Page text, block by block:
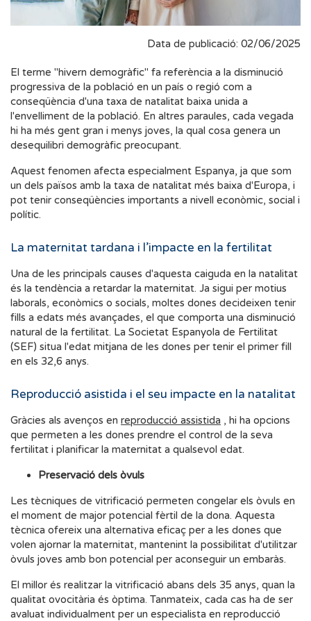
Data de publicació: 02/06/2025
El terme "hivern demogràfic" fa referència a la disminució
progressiva de la població en un país o regió com a
conseqüència d'una taxa de natalitat baixa unida a
l'envelliment de la població. En altres paraules, cada vegada
hi ha més gent gran i menys joves, la qual cosa genera un
desequilibri demogràfic preocupant.
Aquest fenomen afecta especialment Espanya, ja que som
un dels països amb la taxa de natalitat més baixa d'Europa, i
pot tenir conseqüències importants a nivell econòmic, social i
polític.
La maternitat tardana i l’impacte en la fertilitat
Una de les principals causes d'aquesta caiguda en la natalitat
és la tendència a retardar la maternitat. Ja sigui per motius
laborals, econòmics o socials, moltes dones decideixen tenir
fills a edats més avançades, el que comporta una disminució
natural de la fertilitat. La Societat Espanyola de Fertilitat
(SEF) situa l'edat mitjana de les dones per tenir el primer fill
en els 32,6 anys.
Reproducció asistida i el seu impacte en la natalitat
Gràcies als avenços en reproducció assistida , hi ha opcions
que permeten a les dones prendre el control de la seva
fertilitat i planificar la maternitat a qualsevol edat.
Preservació dels òvuls
Les tècniques de vitrificació permeten congelar els òvuls en
el moment de major potencial fèrtil de la dona. Aquesta
tècnica ofereix una alternativa eficaç per a les dones que
volen ajornar la maternitat, mantenint la possibilitat d'utilitzar
òvuls joves amb bon potencial per aconseguir un embaràs.
El millor és realitzar la vitrificació abans dels 35 anys, quan la
qualitat ovocitària és òptima. Tanmateix, cada cas ha de ser
avaluat individualment per un especialista en reproducció